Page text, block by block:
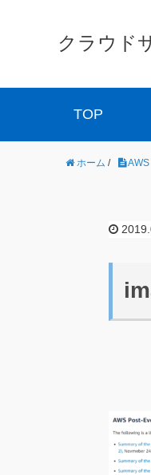
クラウド
TOP
ホーム /